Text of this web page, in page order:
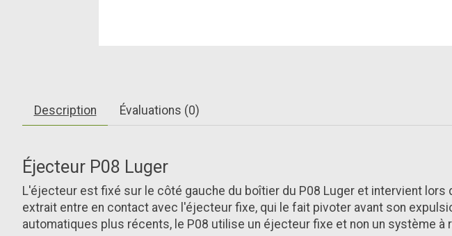
Description Évaluations (0)
Éjecteur P08 Luger
L'éjecteur est fixé sur le côté gauche du boîtier du P08 Luger et intervient
extrait entre en contact avec l'éjecteur fixe, qui le fait pivoter avant son
automatiques plus récents, le P08 utilise un éjecteur fixe et non un système à